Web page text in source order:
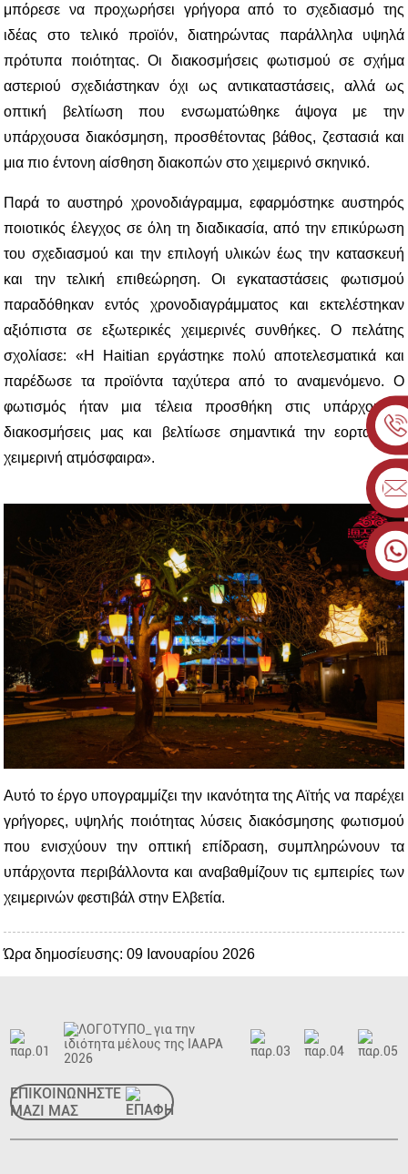
μπόρεσε να προχωρήσει γρήγορα από το σχεδιασμό της
ιδέας στο τελικό προϊόν, διατηρώντας παράλληλα υψηλά
πρότυπα ποιότητας. Οι διακοσμήσεις φωτισμού σε σχήμα
αστεριού σχεδιάστηκαν όχι ως αντικαταστάσεις, αλλά ως
οπτική βελτίωση που ενσωματώθηκε άψογα με την
υπάρχουσα διακόσμηση, προσθέτοντας βάθος, ζεστασιά και
μια πιο έντονη αίσθηση διακοπών στο χειμερινό σκηνικό.
Παρά το αυστηρό χρονοδιάγραμμα, εφαρμόστηκε αυστηρός
ποιοτικός έλεγχος σε όλη τη διαδικασία, από την επικύρωση
του σχεδιασμού και την επιλογή υλικών έως την κατασκευή
και την τελική επιθεώρηση. Οι εγκαταστάσεις φωτισμού
παραδόθηκαν εντός χρονοδιαγράμματος και εκτελέστηκαν
αξιόπιστα σε εξωτερικές χειμερινές συνθήκες. Ο πελάτης
σχολίασε: «Η Haitian εργάστηκε πολύ αποτελεσματικά και
παρέδωσε τα προϊόντα ταχύτερα από το αναμενόμενο. Ο
φωτισμός ήταν μια τέλεια προσθήκη στις υπάρχουσες
διακοσμήσεις μας και βελτίωσε σημαντικά την εορταστική
χειμερινή ατμόσφαιρα».
Αυτό το έργο υπογραμμίζει την ικανότητα της Αϊτής να παρέχει
γρήγορες, υψηλής ποιότητας λύσεις διακόσμησης φωτισμού
που ενισχύουν την οπτική επίδραση, συμπληρώνουν τα
υπάρχοντα περιβάλλοντα και αναβαθμίζουν τις εμπειρίες των
χειμερινών φεστιβάλ στην Ελβετία.
Ώρα δημοσίευσης: 09 Ιανουαρίου 2026
ΕΠΙΚΟΙΝΩΝΗΣΤΕ
ΜΑΖΙ ΜΑΣ